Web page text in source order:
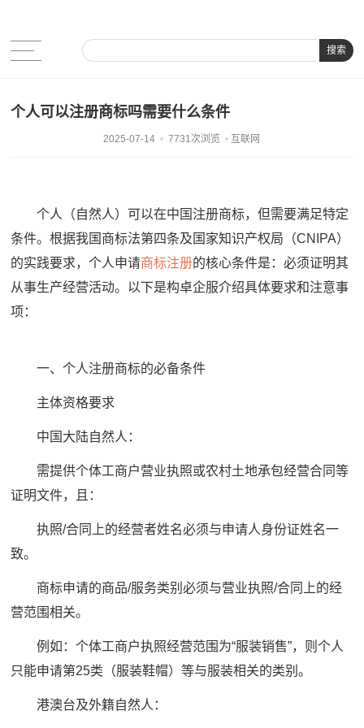
搜索
个人可以注册商标吗需要什么条件
2025-07-14 7731次浏览 互联网
个人（自然人）可以在中国注册商标，但需要满足特定
条件。根据我国商标法第四条及国家知识产权局（CNIPA）
的实践要求，个人申请商标注册的核心条件是：必须证明其
从事生产经营活动。以下是构卓企服介绍具体要求和注意事
项：
一、个人注册商标的必备条件
主体资格要求
中国大陆自然人：
需提供个体工商户营业执照或农村土地承包经营合同等
证明文件，且：
执照/合同上的经营者姓名必须与申请人身份证姓名一
致。
商标申请的商品/服务类别必须与营业执照/合同上的经
营范围相关。
例如：个体工商户执照经营范围为“服装销售”，则个人
只能申请第25类（服装鞋帽）等与服装相关的类别。
港澳台及外籍自然人：